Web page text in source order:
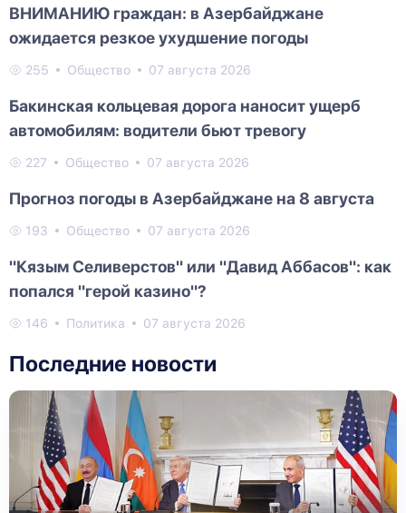
ВНИМАНИЮ граждан: в Азербайджане
ожидается резкое ухудшение погоды
255 Общество 07 августа 2026
Бакинская кольцевая дорога наносит ущерб
автомобилям: водители бьют тревогу
227 Общество 07 августа 2026
Прогноз погоды в Азербайджане на 8 августа
193 Общество 07 августа 2026
"Кязым Селиверстов" или "Давид Аббасов": как
попался "герой казино"?
146 Политика 07 августа 2026
Последние новости